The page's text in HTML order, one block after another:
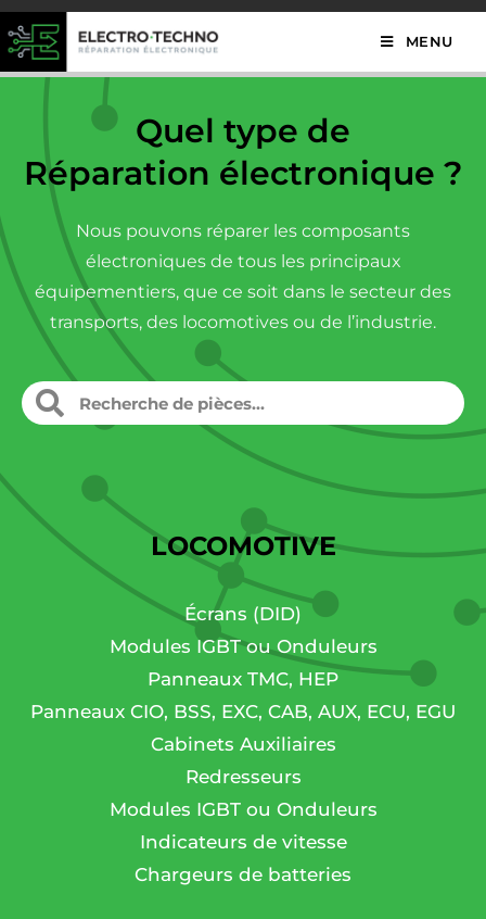
MENU
Quel type de
Réparation électronique ?
Nous pouvons réparer les composants
électroniques de tous les principaux
équipementiers, que ce soit dans le secteur des
transports, des locomotives ou de l’industrie.
LOCOMOTIVE
Écrans (DID)
Modules IGBT ou Onduleurs
Panneaux TMC, HEP
Panneaux CIO, BSS, EXC, CAB, AUX, ECU, EGU
Cabinets Auxiliaires
Redresseurs
Modules IGBT ou Onduleurs
Indicateurs de vitesse
Chargeurs de batteries